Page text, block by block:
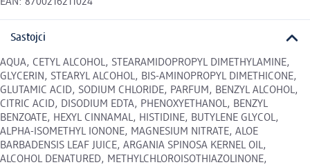
Sastojci
AQUA, CETYL ALCOHOL, STEARAMIDOPROPYL DIMETHYLAMINE,
GLYCERIN, STEARYL ALCOHOL, BIS-AMINOPROPYL DIMETHICONE,
GLUTAMIC ACID, SODIUM CHLORIDE, PARFUM, BENZYL ALCOHOL,
CITRIC ACID, DISODIUM EDTA, PHENOXYETHANOL, BENZYL
BENZOATE, HEXYL CINNAMAL, HISTIDINE, BUTYLENE GLYCOL,
ALPHA-ISOMETHYL IONONE, MAGNESIUM NITRATE, ALOE
BARBADENSIS LEAF JUICE, ARGANIA SPINOSA KERNEL OIL,
ALCOHOL DENATURED, METHYLCHLOROISOTHIAZOLINONE,